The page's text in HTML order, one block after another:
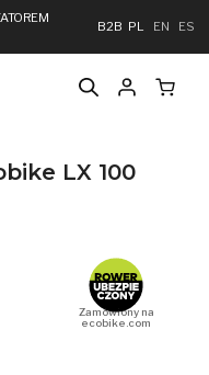
B2B PL EN ES
LX 100
Zamówiony na
ecobike.com